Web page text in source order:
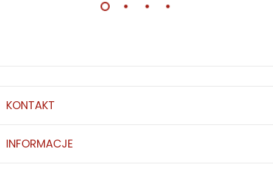
KONTAKT
INFORMACJE